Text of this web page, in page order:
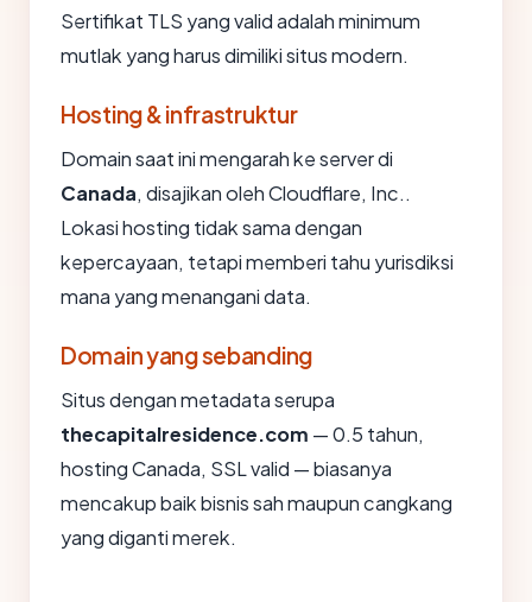
Sertifikat TLS yang valid adalah minimum
mutlak yang harus dimiliki situs modern.
Hosting & infrastruktur
Domain saat ini mengarah ke server di
Canada, disajikan oleh Cloudflare, Inc..
Lokasi hosting tidak sama dengan
kepercayaan, tetapi memberi tahu yurisdiksi
mana yang menangani data.
Domain yang sebanding
Situs dengan metadata serupa
thecapitalresidence.com — 0.5 tahun,
hosting Canada, SSL valid — biasanya
mencakup baik bisnis sah maupun cangkang
yang diganti merek.